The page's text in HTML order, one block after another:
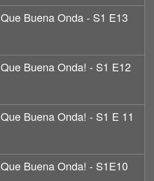
Que Buena Onda - S1 E13
Que Buena Onda! - S1 E12
Que Buena Onda! - S1 E 11
Que Buena Onda! - S1E10